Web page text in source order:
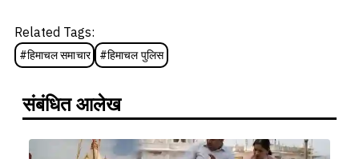
Related Tags:
#हिमाचल समाचार #हिमाचल पुलिस
संबंधित आलेख